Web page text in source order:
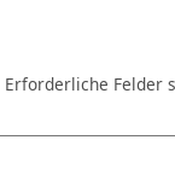
Erforderliche Felder